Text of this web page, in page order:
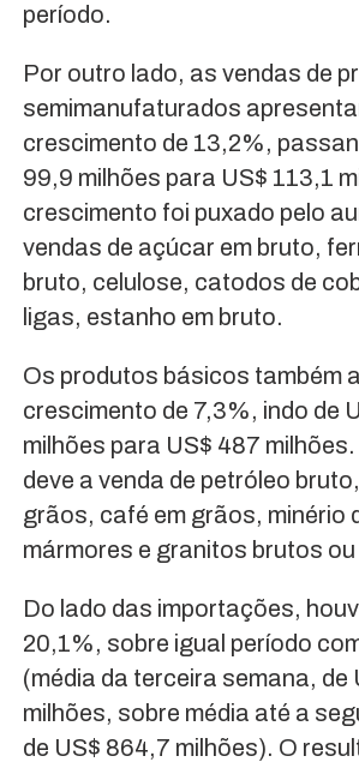
período.
Por outro lado, as vendas de
semimanufaturados
crescimento de 13,2%,
99,9 milhões para US$ 113,1
crescimento foi puxado pelo
vendas de açúcar em bruto,
bruto, celulose, catodos de
ligas, estanho em bruto.
Os produtos básicos também
crescimento de 7,3%, indo de
milhões para US$ 487
deve a venda de petróleo
grãos, café em grãos, minério
mármores e granitos brutos
Do lado das importações,
20,1%, sobre igual período
(média da terceira semana, de
milhões, sobre média até a
de US$ 864,7 milhões). O